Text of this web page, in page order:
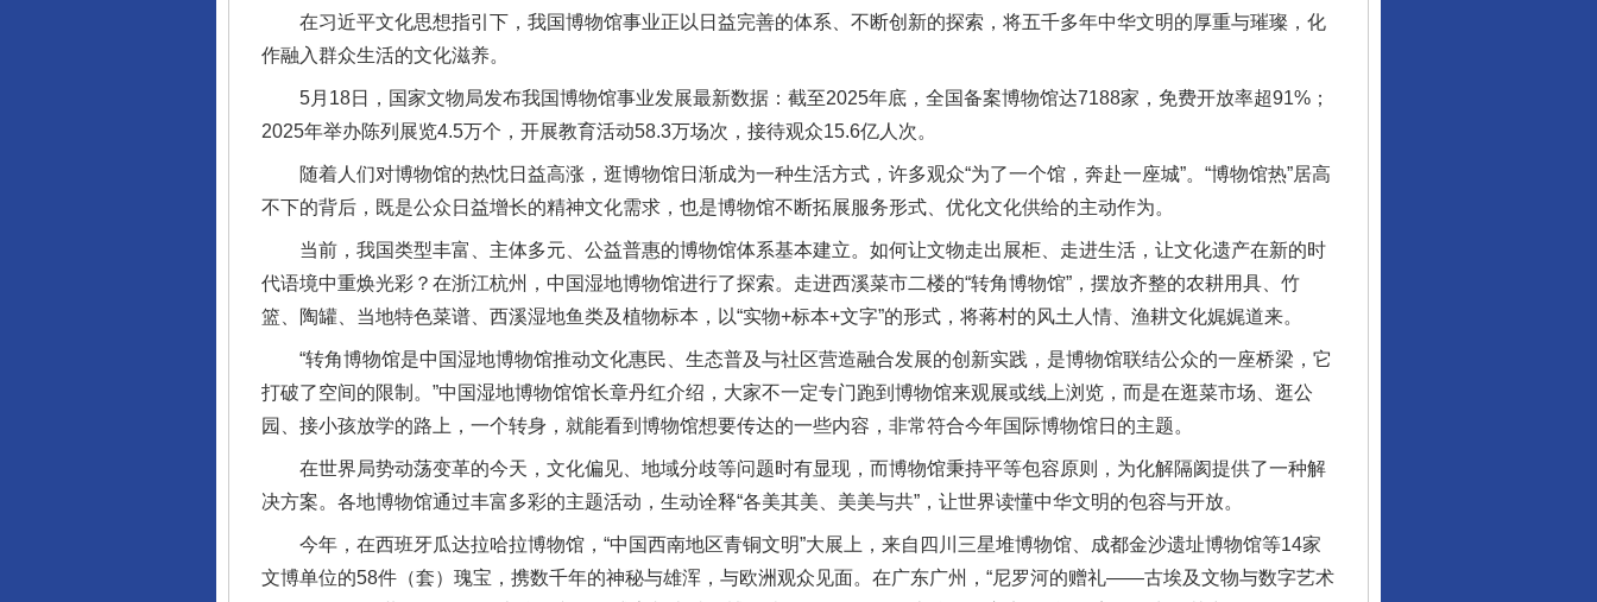
在习近平文化思想指引下，我国博物馆事业正以日益完善的体系、不断创新的探索，将五千多年中华文明的厚重与璀璨，化
作融入群众生活的文化滋养。
5月18日，国家文物局发布我国博物馆事业发展最新数据：截至2025年底，全国备案博物馆达7188家，免费开放率超91%；
2025年举办陈列展览4.5万个，开展教育活动58.3万场次，接待观众15.6亿人次。
随着人们对博物馆的热忱日益高涨，逛博物馆日渐成为一种生活方式，许多观众“为了一个馆，奔赴一座城”。“博物馆热”居高
不下的背后，既是公众日益增长的精神文化需求，也是博物馆不断拓展服务形式、优化文化供给的主动作为。
当前，我国类型丰富、主体多元、公益普惠的博物馆体系基本建立。如何让文物走出展柜、走进生活，让文化遗产在新的时
代语境中重焕光彩？在浙江杭州，中国湿地博物馆进行了探索。走进西溪菜市二楼的“转角博物馆”，摆放齐整的农耕用具、竹
篮、陶罐、当地特色菜谱、西溪湿地鱼类及植物标本，以“实物+标本+文字”的形式，将蒋村的风土人情、渔耕文化娓娓道来。
“转角博物馆是中国湿地博物馆推动文化惠民、生态普及与社区营造融合发展的创新实践，是博物馆联结公众的一座桥梁，它
打破了空间的限制。”中国湿地博物馆馆长章丹红介绍，大家不一定专门跑到博物馆来观展或线上浏览，而是在逛菜市场、逛公
园、接小孩放学的路上，一个转身，就能看到博物馆想要传达的一些内容，非常符合今年国际博物馆日的主题。
在世界局势动荡变革的今天，文化偏见、地域分歧等问题时有显现，而博物馆秉持平等包容原则，为化解隔阂提供了一种解
决方案。各地博物馆通过丰富多彩的主题活动，生动诠释“各美其美、美美与共”，让世界读懂中华文明的包容与开放。
今年，在西班牙瓜达拉哈拉博物馆，“中国西南地区青铜文明”大展上，来自四川三星堆博物馆、成都金沙遗址博物馆等14家
文博单位的58件（套）瑰宝，携数千年的神秘与雄浑，与欧洲观众见面。在广东广州，“尼罗河的赠礼——古埃及文物与数字艺术